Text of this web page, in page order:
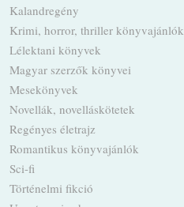
Kalandregény
Krimi, horror, thriller könyvajánlók
Lélektani könyvek
Magyar szerzők könyvei
Mesekönyvek
Novellák, novelláskötetek
Regényes életrajz
Romantikus könyvajánlók
Sci-fi
Történelmi fikció